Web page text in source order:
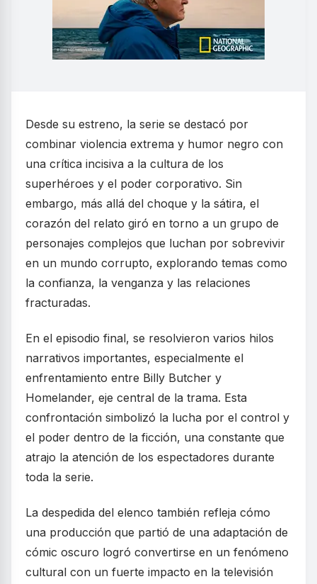
Desde su estreno, la serie se destacó por
combinar violencia extrema y humor negro con
una crítica incisiva a la cultura de los
superhéroes y el poder corporativo. Sin
embargo, más allá del choque y la sátira, el
corazón del relato giró en torno a un grupo de
personajes complejos que luchan por sobrevivir
en un mundo corrupto, explorando temas como
la confianza, la venganza y las relaciones
fracturadas.
En el episodio final, se resolvieron varios hilos
narrativos importantes, especialmente el
enfrentamiento entre Billy Butcher y
Homelander, eje central de la trama. Esta
confrontación simbolizó la lucha por el control y
el poder dentro de la ficción, una constante que
atrajo la atención de los espectadores durante
toda la serie.
La despedida del elenco también refleja cómo
una producción que partió de una adaptación de
cómic oscuro logró convertirse en un fenómeno
cultural con un fuerte impacto en la televisión